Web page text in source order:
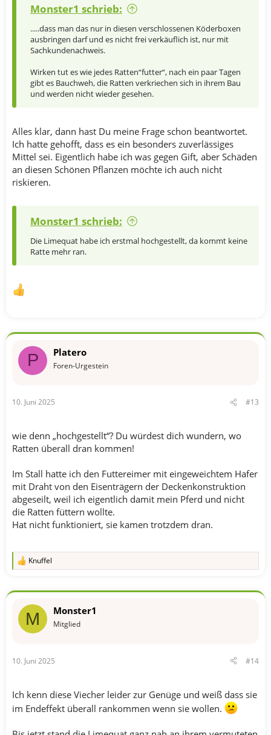
Monster1 schrieb:
.....dass man das nur in diesen verschlossenen Köderboxen
ausbringen darf und es nicht frei verkäuflich ist, nur mit
Sachkundenachweis.
Wirken tut es wie jedes Ratten“futter“, nach ein paar Tagen
gibt es Bauchweh, die Ratten verkriechen sich in ihrem Bau
und werden nicht wieder gesehen.
Alles klar, dann hast Du meine Frage schon beantwortet.
Ich hatte gehofft, dass es ein besonders zuverlässiges
Mittel sei. Eigentlich habe ich was gegen Gift, aber Schäden
an diesen Schönen Pflanzen möchte ich auch nicht
riskieren.
Monster1 schrieb:
Die Limequat habe ich erstmal hochgestellt, da kommt keine
Ratte mehr ran.
P Platero
Foren-Urgestein
10. Juni 2025 #13
wie denn „hochgestellt“? Du würdest dich wundern, wo
Ratten überall dran kommen!
Im Stall hatte ich den Futtereimer mit eingeweichtem Hafer
mit Draht von den Eisenträgern der Deckenkonstruktion
abgeseilt, weil ich eigentlich damit mein Pferd und nicht
die Ratten füttern wollte.
Hat nicht funktioniert, sie kamen trotzdem dran.
R
k
o
:
Knuffel
M Monster1
Mitglied
10. Juni 2025 #14
Ich kenn diese Viecher leider zur Genüge und weiß dass sie
im Endeffekt überall rankommen wenn sie wollen.